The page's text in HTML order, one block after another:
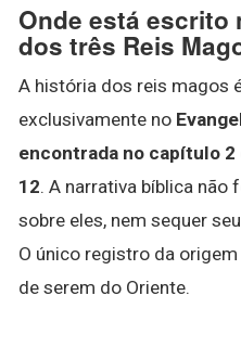
Onde está escrito
dos três Reis
A história dos reis magos
exclusivamente no
encontrada no capítulo
12. A narrativa bíblica não
sobre eles, nem sequer
O único registro da
de serem do Oriente.